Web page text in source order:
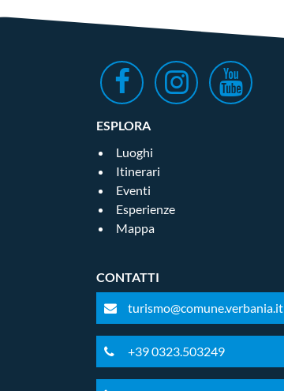
ESPLORA
Luoghi
Itinerari
Eventi
Esperienze
Mappa
CONTATTI
turismo@comune.verbania.it
+39 0323.503249